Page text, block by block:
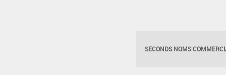
SECONDS NOMS